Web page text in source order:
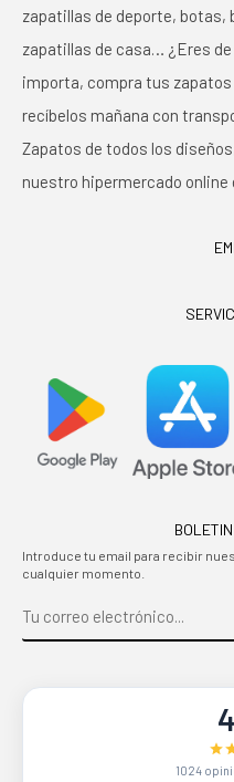
zapatillas de deporte,
zapatillas de casa… ¿Eres
importa, compra tus
recíbelos mañana con
Zapatos de todos los
nuestro hipermercado online
Introduce tu email para recibir
cualquier momento.
1024